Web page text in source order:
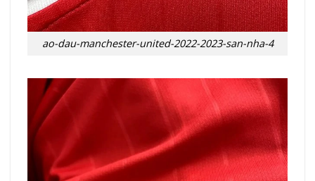
ao-dau-manchester-united-2022-2023-san-nha-4